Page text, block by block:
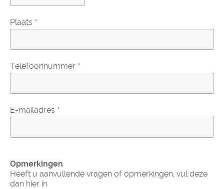
Plaats *
Telefoonnummer *
E-mailadres *
Opmerkingen
Heeft u aanvullende vragen of opmerkingen, vul deze
dan hier in